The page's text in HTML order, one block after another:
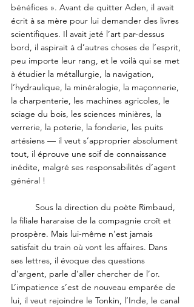
bénéfices ». Avant de quitter Aden, il avait
écrit à sa mère pour lui demander des livres
scientifiques. Il avait jeté l’art par-dessus
bord, il aspirait à d’autres choses de l’esprit,
peu importe leur rang, et le voilà qui se met
à étudier la métallurgie, la navigation,
l’hydraulique, la minéralogie, la maçonnerie,
la charpenterie, les machines agricoles, le
sciage du bois, les sciences minières, la
verrerie, la poterie, la fonderie, les puits
artésiens — il veut s’approprier absolument
tout, il éprouve une soif de connaissance
inédite, malgré ses responsabilités d’agent
général !
la filiale hararaise de la compagnie croît et
prospère. Mais lui-même n’est jamais
satisfait du train où vont les affaires. Dans
ses lettres, il évoque des questions
d’argent, parle d’aller chercher de l’or.
L’impatience s’est de nouveau emparée de
lui, il veut rejoindre le Tonkin, l’Inde, le canal